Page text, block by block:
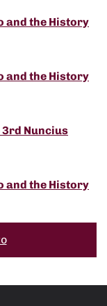
and the History
and the History
3rd Nuncius
and the History